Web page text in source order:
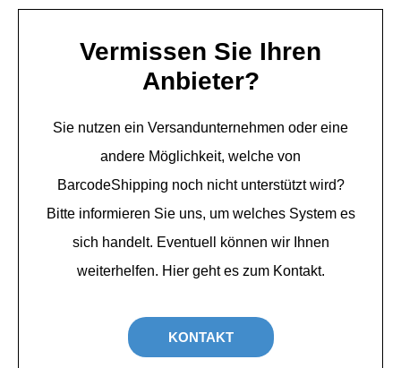
Vermissen Sie Ihren
Anbieter?
Sie nutzen ein Versandunternehmen oder eine
andere Möglichkeit, welche von
BarcodeShipping noch nicht unterstützt wird?
Bitte informieren Sie uns, um welches System es
sich handelt. Eventuell können wir Ihnen
weiterhelfen. Hier geht es zum Kontakt.
KONTAKT